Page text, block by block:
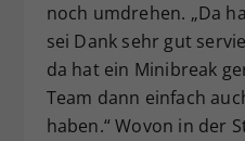
noch umdrehen. „Da
sei Dank sehr gut
da hat ein Minibreak
Team dann einfach
haben.“ Wovon in der